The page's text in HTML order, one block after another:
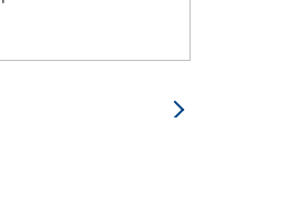
Proximo: